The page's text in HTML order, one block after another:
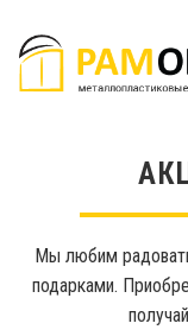
Мы любим
подарками.